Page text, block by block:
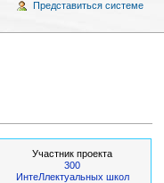
Участник проекта
300
ИнтеЛлектуальных школ
Представиться системе